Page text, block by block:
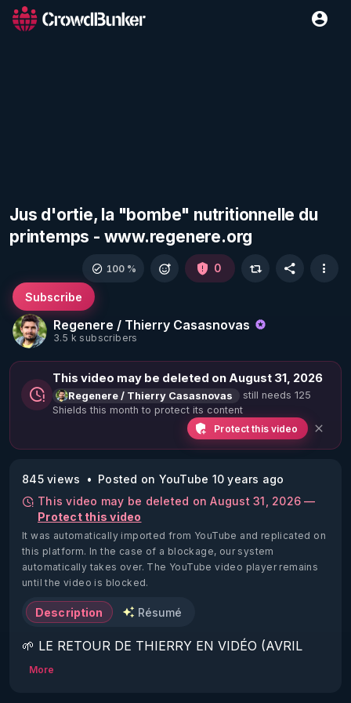
Jus d'ortie, la "bombe" nutritionnelle du
printemps - www.regenere.org
Regenere / Thierry Casasnovas
3.5 k subscribers
Subscribe
100 % 0
This video may be deleted on August 31, 2026
Regenere / Thierry Casasnovas
still needs 125
Shields this month to protect its content
Protect this video
845 views
Posted on YouTube 10 years ago
This video may be deleted on August 31, 2026 —
Protect this video
It was automatically imported from YouTube and replicated on
this platform. In the case of a blockage, our system
automatically takes over. The YouTube video player remains
until the video is blocked.
Description Résumé
🌱 LE RETOUR DE THIERRY EN VIDÉO (AVRIL
2022)!
More